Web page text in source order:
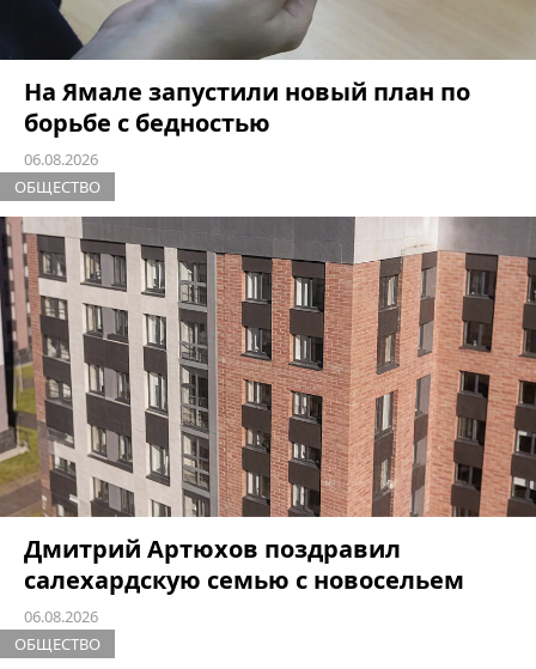
На Ямале запустили новый план по
борьбе с бедностью
06.08.2026
ОБЩЕСТВО
Дмитрий Артюхов поздравил
салехардскую семью с новосельем
06.08.2026
ОБЩЕСТВО